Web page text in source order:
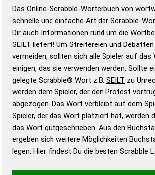
Wortwurzel liefert mit Hilfe eines
Wortanalyse-Algorithmus gute
Wortbedeutung, Worttrennung und
Gültigkeit eines Wortes für das
bestimmen!
zugelassene Turnier Scrabble-
Wörterbücher sind:
Duden –
Duden – Richtiges
Deutsch
Duden – Die
Duden – Deutsches
Universalwörterbuch
Das Online-Scrabble-Wörterbuch von
schnelle und einfache Art der Scrabble-
Dir auch Informationen rund um die
SEILT liefert! Um Streitereien und Debatten
vermeiden, sollten sich alle Spieler auf das
einigen, das sie verwenden werden. Sollte
gelegte Scrabble® Wort z.B. SEILT zu
werden dem Spieler, der den Protest
abgezogen. Das Wort verbleibt auf dem
Spieler, der das Wort platziert hat, werden
das Wort gutgeschrieben. Aus den
ergeben sich weitere Möglichkeiten
legen. Hier findest Du die besten Scrabble